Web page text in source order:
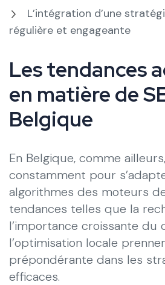
L’intégration d’une
régulière et engageante
Les tendances
en matière de
Belgique
En Belgique, comme
constamment pour
algorithmes des moteurs
tendances telles que la
l’importance croissante du
l’optimisation locale
prépondérante dans les
efficaces.